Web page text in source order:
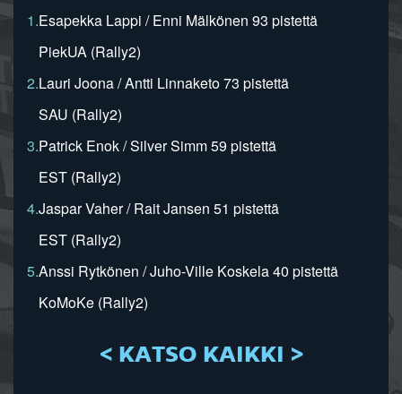
1.Esapekka Lappi / Enni Mälkönen 93 pistettä
PiekUA (Rally2)
2.Lauri Joona / Antti Linnaketo 73 pistettä
SAU (Rally2)
3.Patrick Enok / Silver Simm 59 pistettä
EST (Rally2)
4.Jaspar Vaher / Rait Jansen 51 pistettä
EST (Rally2)
5.Anssi Rytkönen / Juho-Ville Koskela 40 pistettä
KoMoKe (Rally2)
< KATSO KAIKKI >